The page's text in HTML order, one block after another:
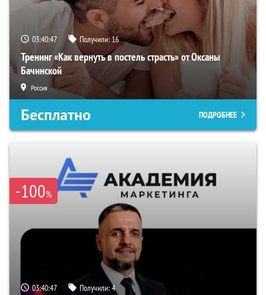
03:40:46 Получили:16
Тренинг «Как вернуть в постель страсть» от Оксаны
Бачинской
Россия
Бесплатно ПОДРОБНЕЕ
-100%
03:40:46 Получили:4